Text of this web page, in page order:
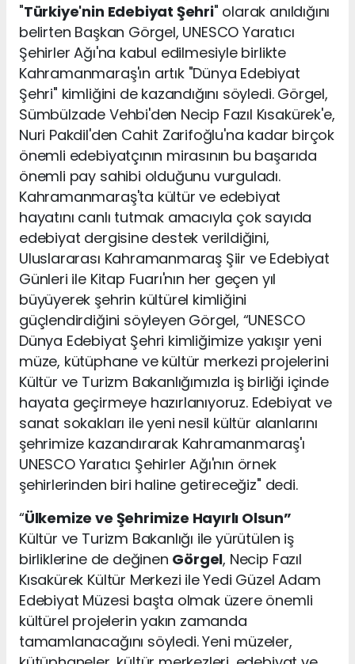
"Türkiye'nin Edebiyat Şehri" olarak anıldığını
belirten Başkan Görgel, UNESCO Yaratıcı
Şehirler Ağı'na kabul edilmesiyle birlikte
Kahramanmaraş'ın artık "Dünya Edebiyat
Şehri" kimliğini de kazandığını söyledi. Görgel,
Sümbülzade Vehbi'den Necip Fazıl Kısakürek'e,
Nuri Pakdil'den Cahit Zarifoğlu'na kadar birçok
önemli edebiyatçının mirasının bu başarıda
önemli pay sahibi olduğunu vurguladı.
Kahramanmaraş'ta kültür ve edebiyat
hayatını canlı tutmak amacıyla çok sayıda
edebiyat dergisine destek verildiğini,
Uluslararası Kahramanmaraş Şiir ve Edebiyat
Günleri ile Kitap Fuarı'nın her geçen yıl
büyüyerek şehrin kültürel kimliğini
güçlendirdiğini söyleyen Görgel, “UNESCO
Dünya Edebiyat Şehri kimliğimize yakışır yeni
müze, kütüphane ve kültür merkezi projelerini
Kültür ve Turizm Bakanlığımızla iş birliği içinde
hayata geçirmeye hazırlanıyoruz. Edebiyat ve
sanat sokakları ile yeni nesil kültür alanlarını
şehrimize kazandırarak Kahramanmaraş'ı
UNESCO Yaratıcı Şehirler Ağı'nın örnek
şehirlerinden biri haline getireceğiz" dedi.
“Ülkemize ve Şehrimize Hayırlı Olsun”
Kültür ve Turizm Bakanlığı ile yürütülen iş
birliklerine de değinen Görgel, Necip Fazıl
Kısakürek Kültür Merkezi ile Yedi Güzel Adam
Edebiyat Müzesi başta olmak üzere önemli
kültürel projelerin yakın zamanda
tamamlanacağını söyledi. Yeni müzeler,